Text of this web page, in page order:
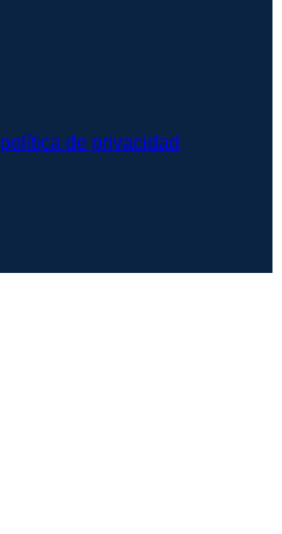
política de privacidad